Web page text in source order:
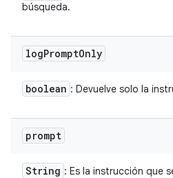
búsqueda.
logPromptOnly
boolean : Devuelve solo la
prompt
String : Es la instrucción que